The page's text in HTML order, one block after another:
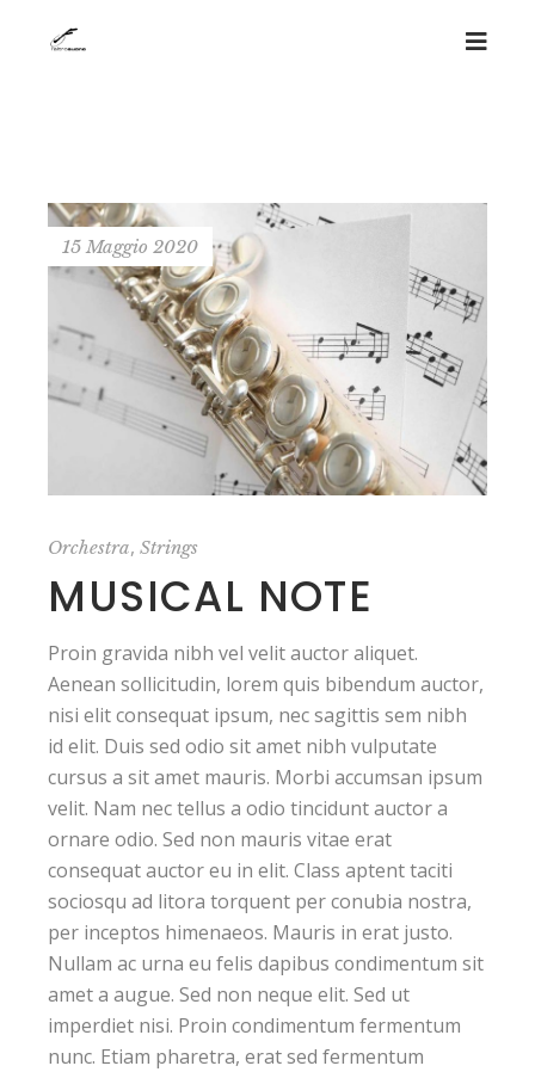
15 Maggio 2020
Orchestra,Strings
MUSICAL NOTE
Proin gravida nibh vel velit auctor aliquet.
Aenean sollicitudin, lorem quis bibendum auctor,
nisi elit consequat ipsum, nec sagittis sem nibh
id elit. Duis sed odio sit amet nibh vulputate
cursus a sit amet mauris. Morbi accumsan ipsum
velit. Nam nec tellus a odio tincidunt auctor a
ornare odio. Sed non mauris vitae erat
consequat auctor eu in elit. Class aptent taciti
sociosqu ad litora torquent per conubia nostra,
per inceptos himenaeos. Mauris in erat justo.
Nullam ac urna eu felis dapibus condimentum sit
amet a augue. Sed non neque elit. Sed ut
imperdiet nisi. Proin condimentum fermentum
nunc. Etiam pharetra, erat sed fermentum